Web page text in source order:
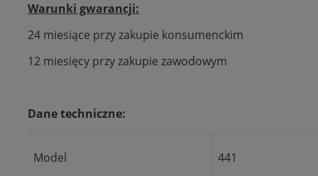
Warunki gwarancji:
24 miesiące przy zakupie konsumenckim
12 miesięcy przy zakupie zawodowym
Dane techniczne:
Model 441